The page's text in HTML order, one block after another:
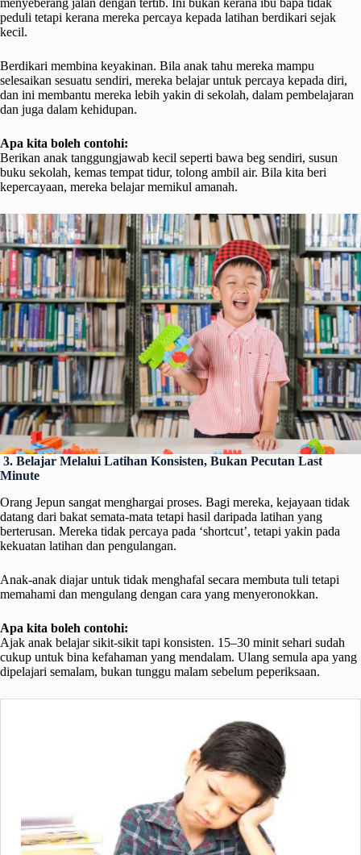
menyeberang jalan dengan tertib. Ini bukan kerana ibu bapa tidak
peduli tetapi kerana mereka percaya kepada latihan berdikari sejak
kecil.
Berdikari membina keyakinan. Bila anak tahu mereka mampu
selesaikan sesuatu sendiri, mereka belajar untuk percaya kepada diri,
dan ini membantu mereka lebih yakin di sekolah, dalam pembelajaran
dan juga dalam kehidupan.
Apa kita boleh contohi:
Berikan anak tanggungjawab kecil seperti bawa beg sendiri, susun
buku sekolah, kemas tempat tidur, tolong ambil air. Bila kita beri
kepercayaan, mereka belajar memikul amanah.
3. Belajar Melalui Latihan Konsisten, Bukan Pecutan Last
Minute
Orang Jepun sangat menghargai proses. Bagi mereka, kejayaan tidak
datang dari bakat semata-mata tetapi hasil daripada latihan yang
berterusan. Mereka tidak percaya pada ‘shortcut’, tetapi yakin pada
kekuatan latihan dan pengulangan.
Anak-anak diajar untuk tidak menghafal secara membuta tuli tetapi
memahami dan mengulang dengan cara yang menyeronokkan.
Apa kita boleh contohi:
Ajak anak belajar sikit-sikit tapi konsisten. 15–30 minit sehari sudah
cukup untuk bina kefahaman yang mendalam. Ulang semula apa yang
dipelajari semalam, bukan tunggu malam sebelum peperiksaan.